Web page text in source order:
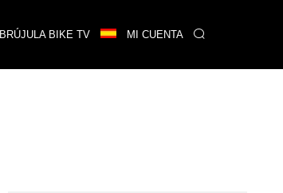
BRÚJULA BIKE TV MI CUENTA